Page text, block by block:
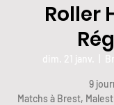
Roller
dim. 21 janv.
9
Matchs à Brest,